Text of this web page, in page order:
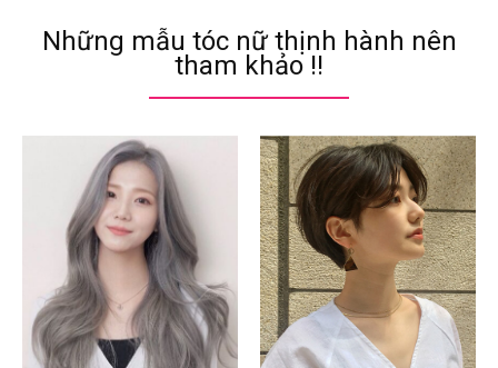
Những mẫu tóc nữ thịnh hành nên
tham khảo !!